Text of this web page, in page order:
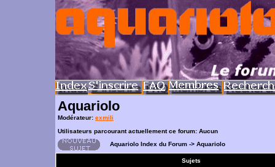
Aquariolo
Modérateur: exmili
Utilisateurs parcourant actuellement ce forum: Aucun
Aquariolo Index du Forum -> Aquariolo
Sujets